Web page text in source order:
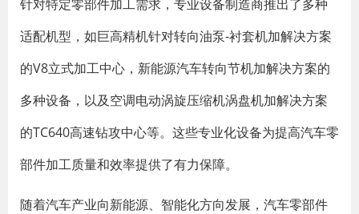
针对特定零部件加工需求，专业设备制造商推出了多种
适配机型，如巨高精机针对转向油泵-衬套机加解决方案
的V8立式加工中心，新能源汽车转向节机加解决方案的
多种设备，以及空调电动涡旋压缩机涡盘机加解决方案
的TC640高速钻攻中心等。这些专业化设备为提高汽车零
部件加工质量和效率提供了有力保障。
随着汽车产业向新能源、智能化方向发展，汽车零部件